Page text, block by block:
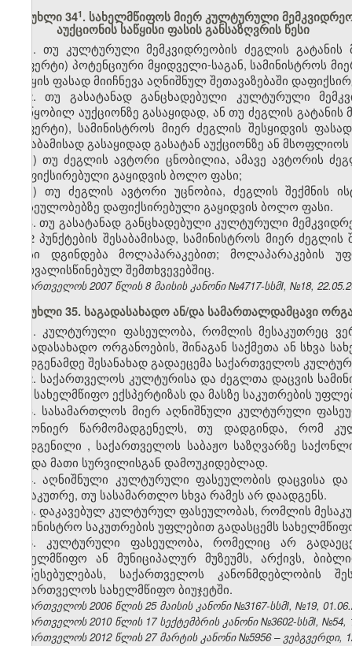
მუხლი 34​1. სახელმწიფოს მიერ კულტურული
აუქციონის საწყისი ფასის განსაზღვრის წესი
1. თუ კულტურული მემკვიდრეობის ძეგლის გატანის
(ოფერტი) პოტენციური მყიდველი-საგან, სამინისტროს
საწყის ფასად მიიჩნევა აღნიშნულ შეთავაზებაში
2. თუ გასატანად განცხადებული კულტურული
მოწყობილ აუქციონზე გასაყიდად, ან თუ ძეგლის
(ოფერტი), სამინისტროს მიერ ძეგლის შესყიდვის
შესაბამისად გასაყიდად გასატან აუქციონზე ან მსოფლიოს
ა) თუ ძეგლის ავტორი ცნობილია, ამავე ავტორის
დაფიქსირებული გაყიდვის ბოლო ფასი;
ბ) თუ ძეგლის ავტორი უცნობია, ძეგლის შექმნის
ფასეულობებზე დაფიქსირებული გაყიდვის ბოლო ფასი.
3. თუ გასატანად განცხადებული კულტურული
მე-2 პუნქტების შესაბამისად, სამინისტროს მიერ
ფასი დგინდება მოლაპარაკებით;
გათვალისწინებულ შემთხვევებშიც.
საქართველოს 2007 წლის 8 მაისის კანონი №4717-სსმI, №18,
მუხლი 35. საგადასახადო ან/და სამართალდამცავი
1. კულტურული ფასეულობა, რომლის მესაკუთრეც
საგადასახადო ორგანოების, შინაგან საქმეთა ან
დადგენამდე შესანახად გადაეცემა საქართველოს
2. საქართველოს კულტურისა და ძეგლთა დაცვის
მის სახელმწიფო ექსპერტიზას და მასზე საკუთრების
3. სასამართლოს მიერ აღნიშნული კულტურული
კანონიერ წარმომადგენელს, თუ დადგინდა, რომ
დადგენილი , საქართველოს საბაჟო საზღვარზე
გახდა მათი სურვილისგან დამოუკიდებლად.
4. აღნიშნული კულტურული ფასეულობის დაცვისა და
მესაკუთრე, თუ სასამართლო სხვა რამეს არ დაადგენს.
5. დაკავებულ კულტურულ ფასეულობას, რომლის
სამინისტრო საკუთრების უფლებით გადასცემს
6. კულტურული ფასეულობა, რომელიც არ
სახელმწიფო ან მუნიციპალურ მუზეუმს, არქივს,
დაწესებულებას, საქართველოს კანონმდებლობის
საქართველოს სახელმწიფო ბიუჯეტში.
საქართველოს 2006 წლის 25 მაისის კანონი №3167-სსმI, №19,
საქართველოს 2010 წლის 17 სექტემბრის კანონი №3602-სსმI, №54,
საქართველოს 2012 წლის 27 მარტის კანონი №5956 – ვებგვერდი,